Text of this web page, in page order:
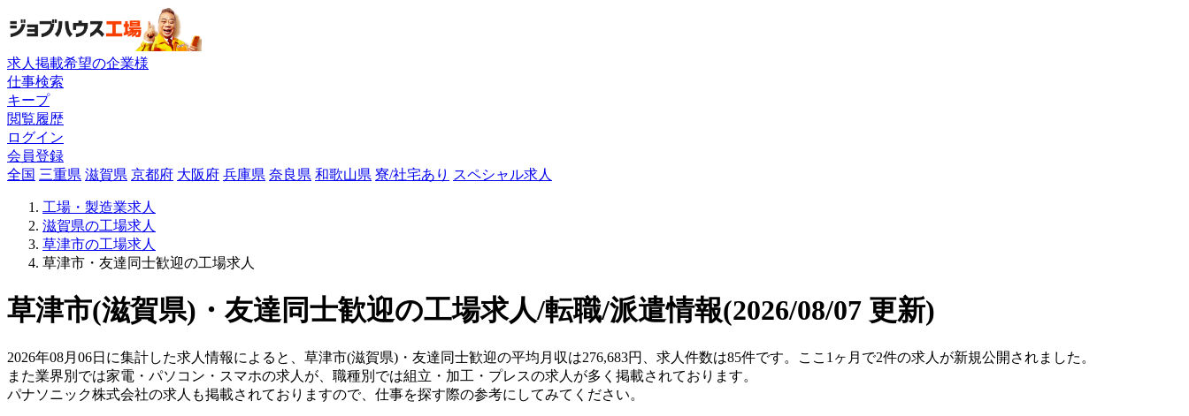
求人掲載希望の企業様
仕事検索
キープ
閲覧履歴
ログイン
会員登録
全国 三重県 滋賀県 京都府 大阪府 兵庫県 奈良県 和歌山県 寮/社宅あり スペシャル求人
工場・製造業求人
滋賀県の工場求人
草津市の工場求人
草津市・友達同士歓迎の工場求人
草津市(滋賀県)・友達同士歓迎の工場求人/転職/派遣情報(2026/08/07 更新)
2026年08月06日に集計した求人情報によると、草津市(滋賀県)・友達同士歓迎の平均月収は276,683円、求人件数は85件です。ここ1ヶ月で2件の求人が新規公開されました。
また業界別では家電・パソコン・スマホの求人が、職種別では組立・加工・プレスの求人が多く掲載されております。
パナソニック株式会社の求人も掲載されておりますので、仕事を探す際の参考にしてみてください。